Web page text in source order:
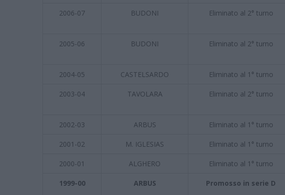
2006-07 BUDONI Eliminato al 2° turno
2005-06 BUDONI Eliminato al 2° turno
2004-05 CASTELSARDO Eliminato al 1° turno
2003-04 TAVOLARA Eliminato al 2° turno
2002-03 ARBUS Eliminato al 1° turno
2001-02 M. IGLESIAS Eliminato al 1° turno
2000-01 ALGHERO Eliminato al 1° turno
1999-00 ARBUS Promosso in serie D